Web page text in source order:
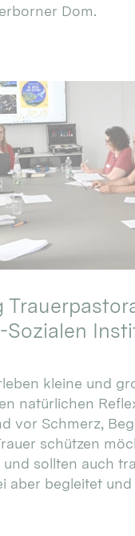
Dom.
Sozialen
kleine und
natürlichen
vor Schmerz,
schützen
sollten auch
aber begleitet